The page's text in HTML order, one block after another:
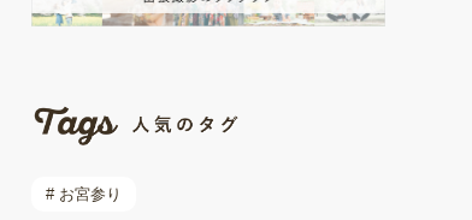
# お宮参り